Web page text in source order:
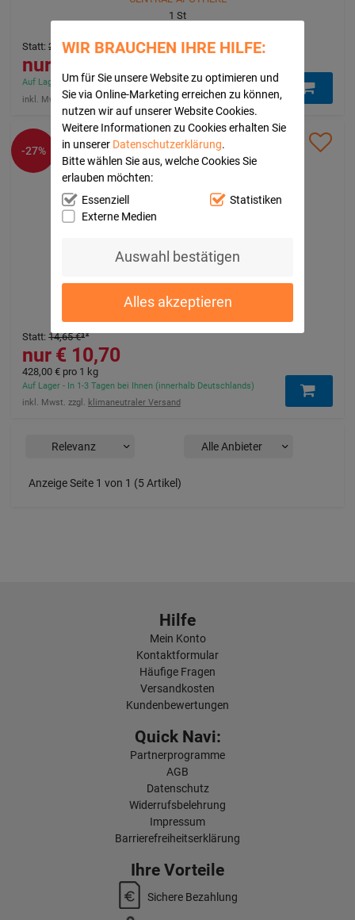
WIR BRAUCHEN IHRE HILFE:
Um für Sie unsere Website zu optimieren und
Sie via Online-Marketing erreichen zu können,
nutzen wir auf unserer Website Cookies.
Weitere Informationen zu Cookies erhalten Sie
in unserer Datenschutzerklärung.
Bitte wählen Sie aus, welche Cookies Sie
erlauben möchten:
Essenziell
Statistiken
Externe Medien
Auswahl bestätigen
Alles akzeptieren
1 St
Statt: 25,90 € ³
Auf Lager - In 1-3 Tagen bei Ihnen (innerhalb Deutschlands)
inkl. Mwst. zzgl.klimaneutraler Versand
THYMIANBALSAM mit Myrte für Kinder
Balsam
10209008
10,70 €
Statt: 14,65 €³
Auf Lager - In 1-3 Tagen bei Ihnen (innerhalb Deutschlands)
inkl. Mwst. zzgl. klimaneutraler Versand
428,00 € pro 1 kg
-27%
Anzeige Seite 1 von 1 (5 Artikel)
Hilfe
Mein Konto
Kontaktformular
Häufige Fragen
Versandkosten
Kundenbewertungen
Quick Navi:
Partnerprogramme
AGB
Datenschutz
Widerrufsbelehrung
Impressum
Barrierefreiheitserklärung
Ihre Vorteile
Sichere Bezahlung